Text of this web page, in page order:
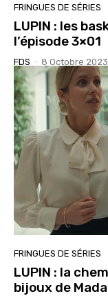
FRINGUES DE SÉRIES
LUPIN : les
l’épisode 3×01
FDS - 8 Octobre 2023
FRINGUES DE SÉRIES
LUPIN : la
bijoux de